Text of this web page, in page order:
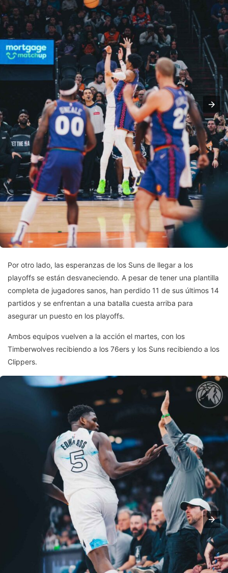
Por otro lado, las esperanzas de los Suns de llegar a los
playoffs se están desvaneciendo. A pesar de tener una plantilla
completa de jugadores sanos, han perdido 11 de sus últimos 14
partidos y se enfrentan a una batalla cuesta arriba para
asegurar un puesto en los playoffs.
Ambos equipos vuelven a la acción el martes, con los
Timberwolves recibiendo a los 76ers y los Suns recibiendo a los
Clippers.